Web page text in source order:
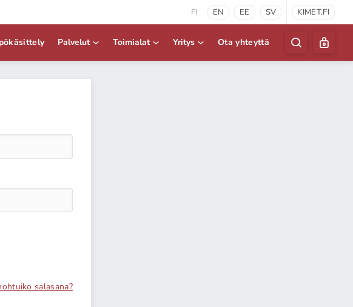
FI EN EE SV KIMET.FI
Palvelut Toimialat Yritys Ota yhteyttä
salasana?